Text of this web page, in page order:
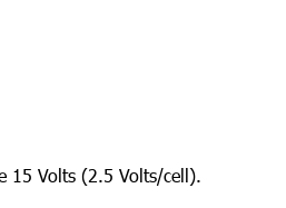
15 Volts (2.5 Volts/cell).